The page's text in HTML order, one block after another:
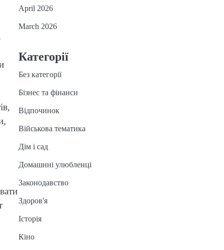
April 2026
March 2026
Категорії
Без категорії
Бізнес та фінанси
Відпочинок
Військова тематика
Дім і сад
Домашнні улюбленці
Законодавство
Здоров'я
Історія
Кіно